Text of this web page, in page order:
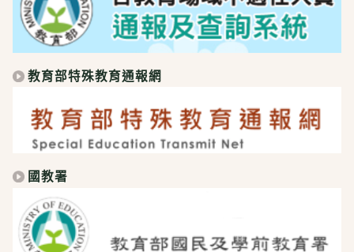
教育部特殊教育通報網
國教署